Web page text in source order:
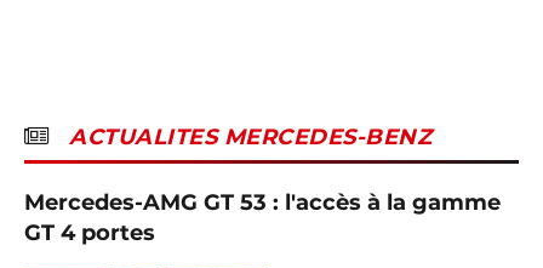
ACTUALITES MERCEDES-BENZ
Mercedes-AMG GT 53 : l'accès à la gamme
GT 4 portes